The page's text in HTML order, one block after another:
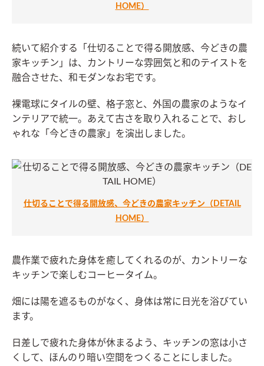
HOME）
続いて紹介する「仕切ることで得る開放感、今どきの農
家キッチン」は、カントリーな雰囲気と和のテイストを
融合させた、和モダンなお宅です。
裸電球にタイルの壁、格子窓と、外国の農家のようなイ
ンテリアで統一。あえて古さを取り入れることで、おし
ゃれな「今どきの農家」を演出しました。
仕切ることで得る開放感、今どきの農家キッチン（DETAIL
HOME）
農作業で疲れた身体を癒してくれるのが、カントリーな
キッチンで楽しむコーヒータイム。
畑には陽を遮るものがなく、身体は常に日光を浴びてい
ます。
日差しで疲れた身体が休まるよう、キッチンの窓は小さ
くして、ほんのり暗い空間をつくることにしました。